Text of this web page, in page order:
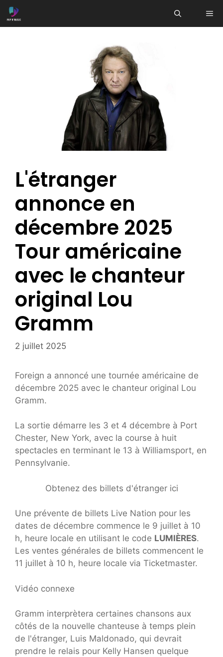
Aller
au
L'étranger
annonce en
décembre 2025
Tour américaine
avec le chanteur
original Lou
Gramm
2 juillet 2025
Foreign a annoncé une tournée américaine de
décembre 2025 avec le chanteur original Lou
Gramm.
La sortie démarre les 3 et 4 décembre à Port
Chester, New York, avec la course à huit
spectacles en terminant le 13 à Williamsport, en
Pennsylvanie.
Obtenez des billets d'étranger ici
Une prévente de billets Live Nation pour les
dates de décembre commence le 9 juillet à 10
h, heure locale en utilisant le code LUMIÈRES.
Les ventes générales de billets commencent le
11 juillet à 10 h, heure locale via Ticketmaster.
Vidéo connexe
Gramm interprètera certaines chansons aux
côtés de la nouvelle chanteuse à temps plein
de l'étranger, Luis Maldonado, qui devrait
prendre le relais pour Kelly Hansen quelque